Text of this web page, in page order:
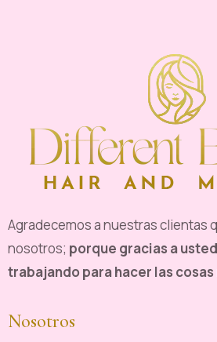
Agradecemos a nuestras clientas
nosotros; porque gracias a
trabajando para hacer las
Nosotros